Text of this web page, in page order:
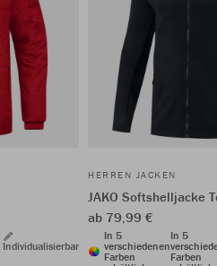
Individualisierbar
HERREN JACKEN
JAKO Softshelljacke
ab 79,99 €
In 5
verschiedenen
Farben
In 5
Farben